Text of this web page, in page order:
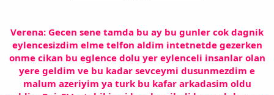
Verena: Gecen sene tamda bu ay bu gunler cok dagnik
eylencesizdim elme telfon aldim intetnetde gezerken
onme cikan bu eglence dolu yer eylenceli insanlar olan
yere geldim ve bu kadar sevceymi dusunmezdim e
malum azeriyim ya turk bu kafar arkadasim oldu